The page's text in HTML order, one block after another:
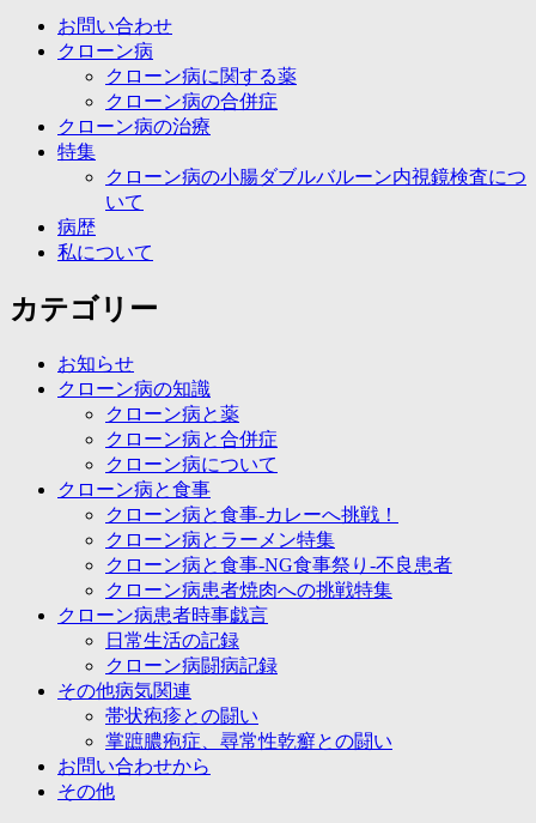
お問い合わせ
クローン病
クローン病に関する薬
クローン病の合併症
クローン病の治療
特集
クローン病の小腸ダブルバルーン内視鏡検査につ
いて
病歴
私について
カテゴリー
お知らせ
クローン病の知識
クローン病と薬
クローン病と合併症
クローン病について
クローン病と食事
クローン病と食事-カレーへ挑戦！
クローン病とラーメン特集
クローン病と食事-NG食事祭り-不良患者
クローン病患者焼肉への挑戦特集
クローン病患者時事戯言
日常生活の記録
クローン病闘病記録
その他病気関連
帯状疱疹との闘い
掌蹠膿疱症、尋常性乾癬との闘い
お問い合わせから
その他